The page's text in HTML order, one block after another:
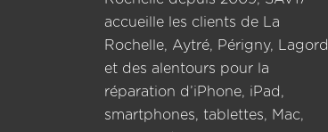
accueille les clients de La
Rochelle, Aytré, Périgny, Lagord
et des alentours pour la
réparation d’iPhone, iPad,
smartphones, tablettes, Mac,